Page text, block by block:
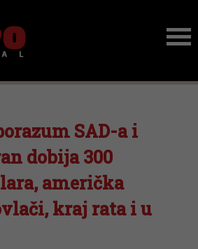
SAD-a i
dobija 300
američka
kraj rata i u